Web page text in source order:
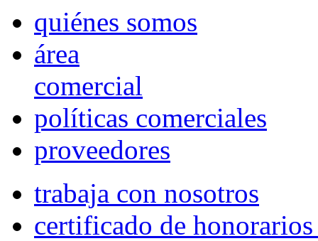
quiénes somos
área
comercial
políticas comerciales
proveedores
trabaja con nosotros
certificado de